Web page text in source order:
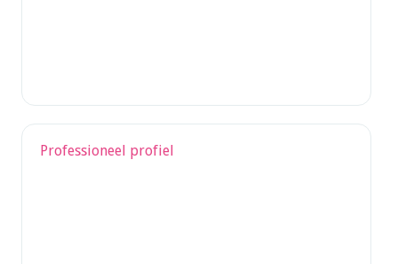
Professioneel profiel